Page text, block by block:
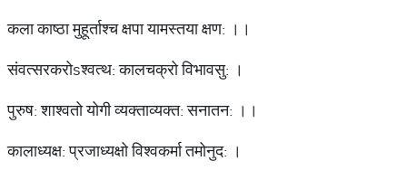
कला काष्ठा मुहूर्ताश्च क्षपा यामस्तया क्षण: ।।
संवत्सरकरोsश्वत्थ: कालचक्रो विभावसु: ।
पुरुष: शाश्वतो योगी व्यक्ताव्यक्त: सनातन: ।।
कालाध्यक्ष: प्रजाध्यक्षो विश्वकर्मा तमोनुद: ।